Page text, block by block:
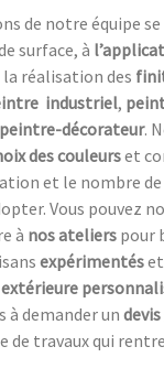
de notre équipe
surface, à
la réalisation des
industriel,
peintre-décorateur.
des couleurset
et le nombre de
Vous pouvez
à nos ateliers pour
expérimentés
à demander un
de travaux qui